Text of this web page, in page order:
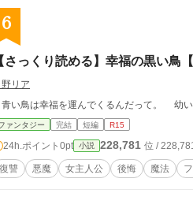
6
さっくり読める】幸福の黒い鳥
リア
青い鳥は
ァンタジー 完結 短編 R15
24h.ポイント 0pt 小説 228,781 位 /
復讐 悪魔 女主人公 後悔 魔法